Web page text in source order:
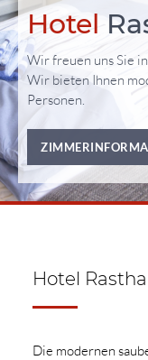
Hotel
Wir freuen uns Sie
Wir bieten Ihnen
Personen.
Hotel
Die modernen